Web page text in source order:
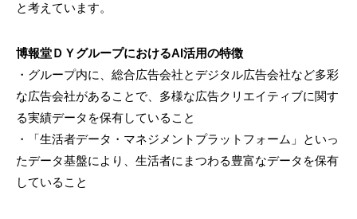
と考えています。
博報堂ＤＹグループにおけるAI活用の特徴
・グループ内に、総合広告会社とデジタル広告会社など多彩
な広告会社があることで、多様な広告クリエイティブに関す
る実績データを保有していること
・「生活者データ・マネジメントプラットフォーム」といっ
たデータ基盤により、生活者にまつわる豊富なデータを保有
していること